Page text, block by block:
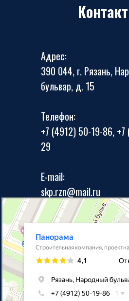
Адрес:
390 044, г. Рязань,
бульвар, д. 15
Телефон:
+7 (4912) 50-19-86, +7
29
E-mail:
skp.rzn@mail.ru
Панорама
Строительная компания в Рязани
Проектная организация в Рязани